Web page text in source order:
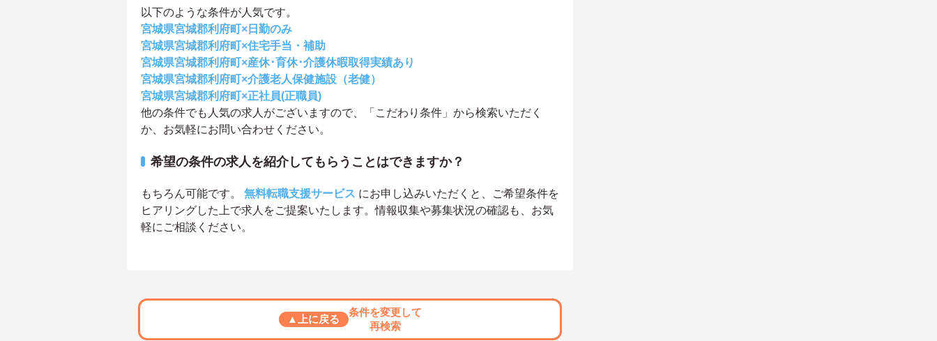
以下のような条件が人気です。
宮城県宮城郡利府町×日勤のみ
宮城県宮城郡利府町×住宅手当・補助
宮城県宮城郡利府町×産休･育休･介護休暇取得実績あり
宮城県宮城郡利府町×介護老人保健施設（老健）
宮城県宮城郡利府町×正社員(正職員)
他の条件でも人気の求人がございますので、「こだわり条件」から検索いただく
か、お気軽にお問い合わせください。
希望の条件の求人を紹介してもらうことはできますか？
もちろん可能です。 無料転職支援サービス にお申し込みいただくと、ご希望条件を
ヒアリングした上で求人をご提案いたします。情報収集や募集状況の確認も、お気
軽にご相談ください。
▲上に戻る
条件を変更して
再検索